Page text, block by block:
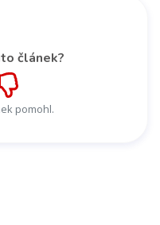
článek?
pomohl.